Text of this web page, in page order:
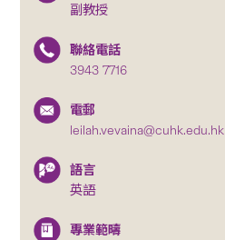
副教授
聯絡電話
3943 7716
電郵
leilah.vevaina@cuhk.edu.hk
語言
英語
專業範疇